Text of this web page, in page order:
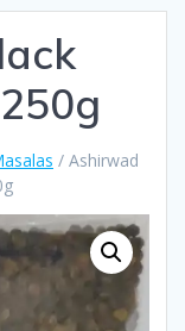
/ Ashirwad